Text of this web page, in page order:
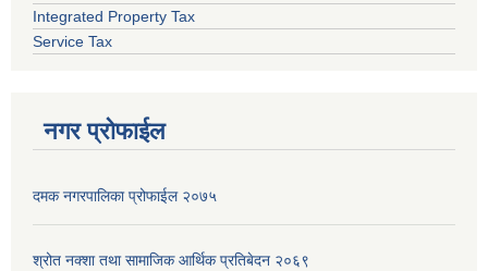
Integrated Property Tax
Service Tax
नगर प्रोफाईल
दमक नगरपालिका प्रोफाईल २०७५
श्रोत नक्शा तथा सामाजिक आर्थिक प्रतिबेदन २०६९